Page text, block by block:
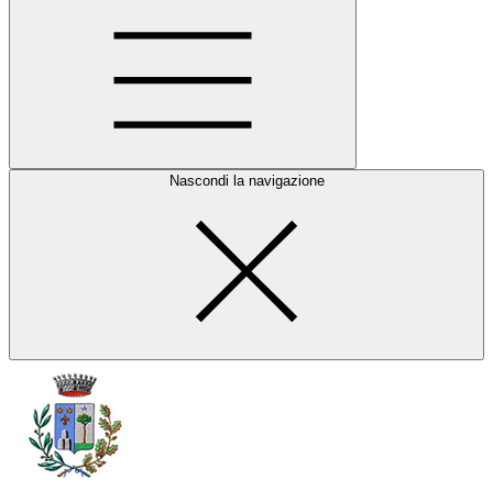
Nascondi la navigazione